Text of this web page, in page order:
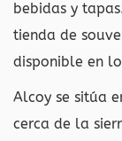
bebidas y
tienda de
disponible en
Alcoy se sitúa
cerca de la